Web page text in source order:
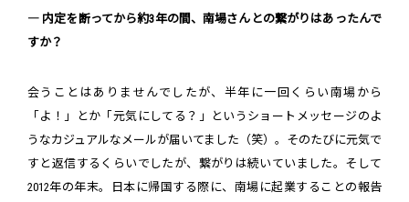
― 内定を断ってから約3年の間、南場さんとの繋がりはあったんで
すか？
会うことはありませんでしたが、半年に一回くらい南場から
「よ！」とか「元気にしてる？」というショートメッセージのよ
うなカジュアルなメールが届いてました（笑）。そのたびに元気で
すと返信するくらいでしたが、繋がりは続いていました。そして
2012年の年末。日本に帰国する際に、南場に起業することの報告